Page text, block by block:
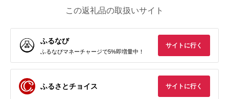
この返礼品の取扱いサイト
ふるなび
ふるなびマネーチャージで5%即増量中！
サイトに行く
ふるさとチョイス サイトに行く